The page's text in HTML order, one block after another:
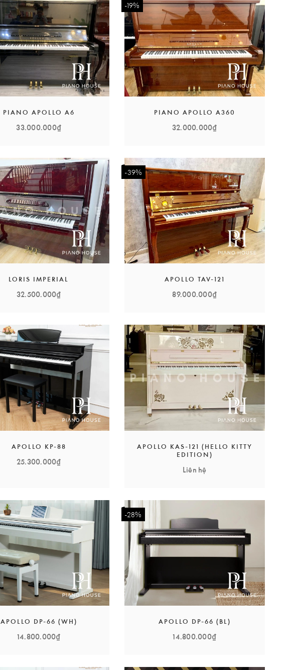
PIANO APOLLO A6
33.000.000₫
-19%
PIANO APOLLO A360
32.000.000₫
LORIS IMPERIAL
32.500.000₫
-39%
APOLLO TAV-121
89.000.000₫
APOLLO KP-88
25.300.000₫
APOLLO KAS-121 (HELLO KITTY
EDITION)
Liên hệ
APOLLO DP-66 (WH)
14.800.000₫
-28%
APOLLO DP-66 (BL)
14.800.000₫